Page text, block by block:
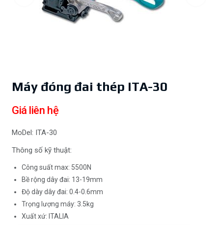
Máy đóng đai thép ITA-30
Giá liên hệ
MoDel: ITA-30
Thông số kỹ thuật:
Công suất max: 5500N
Bề rộng dây đai: 13-19mm
Độ dày dây đai: 0.4-0.6mm
Trọng lượng máy: 3.5kg
Xuất xứ: ITALIA